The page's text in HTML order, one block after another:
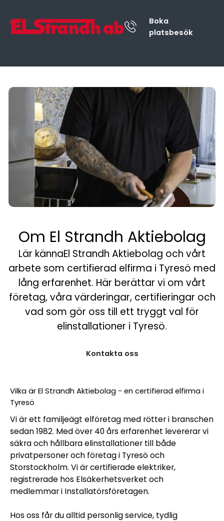
Boka
platsbesök
Om El Strandh Aktiebolag
Lär kännaEl Strandh Aktiebolag och vårt
arbete som certifierad elfirma i Tyresö med
lång erfarenhet. Här berättar vi om vårt
företag, våra värderingar, certifieringar och
vad som gör oss till ett tryggt val för
elinstallationer i Tyresö.
Kontakta oss
Vilka är El Strandh Aktiebolag - en certifierad elfirma i
Tyresö
Vi är ett familjeägt elföretag med rötter i branschen
sedan 1982. Med över 40 års erfarenhet levererar vi
säkra och hållbara elinstallationer till både
privatpersoner och företag i Tyresö och
Storstockholm. Vi är certifierade elektriker,
registrerade hos Elsäkerhetsverket och
medlemmar i Installatörsföretagen.
Hos oss får du alltid personlig service, tydlig